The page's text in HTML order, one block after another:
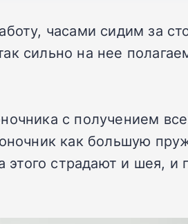
часами сидим за
сильно на нее
с получением
как большую
этого страдают и шея, и